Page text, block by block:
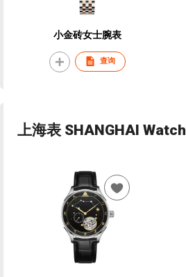
小金砖女士腕表
查询
上海表 SHANGHAI Watch